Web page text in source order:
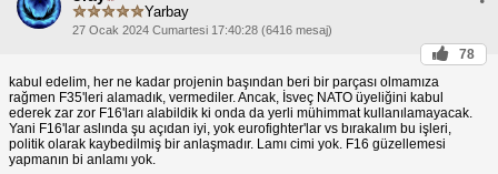
Yarbay
27 Ocak 2024 Cumartesi 17:40:28 (6416 mesaj)
78
kabul edelim, her ne kadar projenin başından beri bir parçası olmamıza
rağmen F35'leri alamadık, vermediler. Ancak, İsveç NATO üyeliğini kabul
ederek zar zor F16'ları alabildik ki onda da yerli mühimmat kullanılamayacak.
Yani F16'lar aslında şu açıdan iyi, yok eurofighter'lar vs bırakalım bu işleri,
politik olarak kaybedilmiş bir anlaşmadır. Lamı cimi yok. F16 güzellemesi
yapmanın bi anlamı yok.